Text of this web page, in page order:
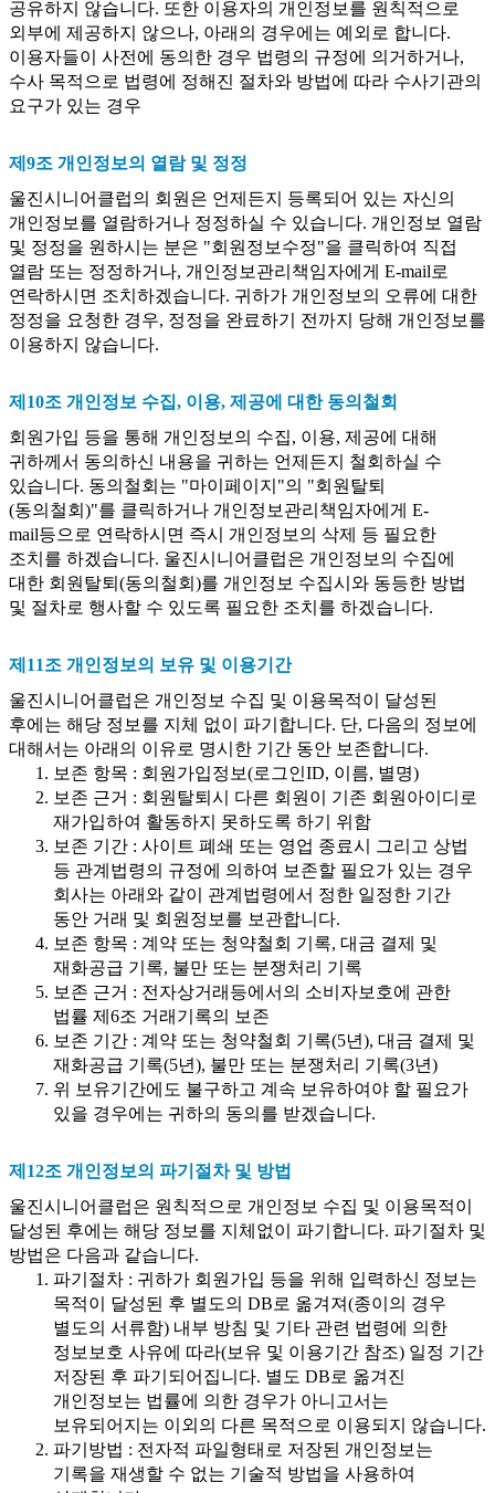
공유하지 않습니다. 또한 이용자의 개인정보를 원칙적으로
외부에 제공하지 않으나, 아래의 경우에는 예외로 합니다.
이용자들이 사전에 동의한 경우 법령의 규정에 의거하거나,
수사 목적으로 법령에 정해진 절차와 방법에 따라 수사기관의
요구가 있는 경우
제9조 개인정보의 열람 및 정정
울진시니어클럽의 회원은 언제든지 등록되어 있는 자신의
개인정보를 열람하거나 정정하실 수 있습니다. 개인정보 열람
및 정정을 원하시는 분은 "회원정보수정"을 클릭하여 직접
열람 또는 정정하거나, 개인정보관리책임자에게 E-mail로
연락하시면 조치하겠습니다. 귀하가 개인정보의 오류에 대한
정정을 요청한 경우, 정정을 완료하기 전까지 당해 개인정보를
이용하지 않습니다.
제10조 개인정보 수집, 이용, 제공에 대한 동의철회
회원가입 등을 통해 개인정보의 수집, 이용, 제공에 대해
귀하께서 동의하신 내용을 귀하는 언제든지 철회하실 수
있습니다. 동의철회는 "마이페이지"의 "회원탈퇴
(동의철회)"를 클릭하거나 개인정보관리책임자에게 E-
mail등으로 연락하시면 즉시 개인정보의 삭제 등 필요한
조치를 하겠습니다. 울진시니어클럽은 개인정보의 수집에
대한 회원탈퇴(동의철회)를 개인정보 수집시와 동등한 방법
및 절차로 행사할 수 있도록 필요한 조치를 하겠습니다.
제11조 개인정보의 보유 및 이용기간
울진시니어클럽은 개인정보 수집 및 이용목적이 달성된
후에는 해당 정보를 지체 없이 파기합니다. 단, 다음의 정보에
대해서는 아래의 이유로 명시한 기간 동안 보존합니다.
보존 항목 : 회원가입정보(로그인ID, 이름, 별명)
보존 근거 : 회원탈퇴시 다른 회원이 기존 회원아이디로
재가입하여 활동하지 못하도록 하기 위함
보존 기간 : 사이트 폐쇄 또는 영업 종료시 그리고 상법
등 관계법령의 규정에 의하여 보존할 필요가 있는 경우
회사는 아래와 같이 관계법령에서 정한 일정한 기간
동안 거래 및 회원정보를 보관합니다.
보존 항목 : 계약 또는 청약철회 기록, 대금 결제 및
재화공급 기록, 불만 또는 분쟁처리 기록
보존 근거 : 전자상거래등에서의 소비자보호에 관한
법률 제6조 거래기록의 보존
보존 기간 : 계약 또는 청약철회 기록(5년), 대금 결제 및
재화공급 기록(5년), 불만 또는 분쟁처리 기록(3년)
위 보유기간에도 불구하고 계속 보유하여야 할 필요가
있을 경우에는 귀하의 동의를 받겠습니다.
제12조 개인정보의 파기절차 및 방법
울진시니어클럽은 원칙적으로 개인정보 수집 및 이용목적이
달성된 후에는 해당 정보를 지체없이 파기합니다. 파기절차 및
방법은 다음과 같습니다.
파기절차 : 귀하가 회원가입 등을 위해 입력하신 정보는
목적이 달성된 후 별도의 DB로 옮겨져(종이의 경우
별도의 서류함) 내부 방침 및 기타 관련 법령에 의한
정보보호 사유에 따라(보유 및 이용기간 참조) 일정 기간
저장된 후 파기되어집니다. 별도 DB로 옮겨진
개인정보는 법률에 의한 경우가 아니고서는
보유되어지는 이외의 다른 목적으로 이용되지 않습니다.
파기방법 : 전자적 파일형태로 저장된 개인정보는
기록을 재생할 수 없는 기술적 방법을 사용하여